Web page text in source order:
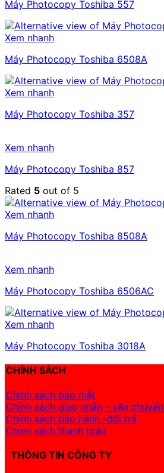
Máy Photocopy Toshiba 557
Xem nhanh
Máy Photocopy Toshiba 6508A
Xem nhanh
Máy Photocopy Toshiba 357
Xem nhanh
Máy Photocopy Toshiba 857
Rated 5 out of 5
Xem nhanh
Máy Photocopy Toshiba 8508A
Xem nhanh
Máy Photocopy Toshiba 6506AC
Xem nhanh
Máy Photocopy Toshiba 3018A
CHÍNH SÁCH
Chính sách bảo mật
Chính sách giao nhận - vận chuyển
Chính sách bảo hành -đổi trả
Chính sách thanh toán
THÔNG TIN CÔNG TY